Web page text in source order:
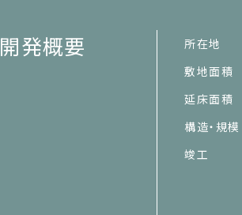
開発概要 所在地
敷地面積
延床面積
構造・規模
竣工